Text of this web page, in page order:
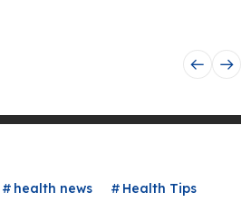
health news Health Tips